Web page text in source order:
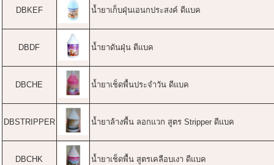
DBKEF น้ำยาเก็บฝุ่นเอนกประสงค์ ดีแบค
DBDF น้ำยาดันฝุ่น ดีแบค
DBCHE น้ำยาเช็ดพื้นประจำวัน ดีแบค
DBSTRIPPER น้ำยาล้างพื้น ลอกแวก สูตร Stripper ดีแบค
DBCHK น้ำยาเช็ดพื้น สูตรเคลือบเงา ดีแบค